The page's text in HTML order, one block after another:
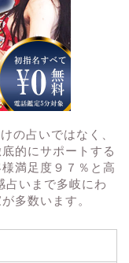
の占いではなく、
的にサポートする
満足度９７％と高
占いまで多岐にわ
多数います。